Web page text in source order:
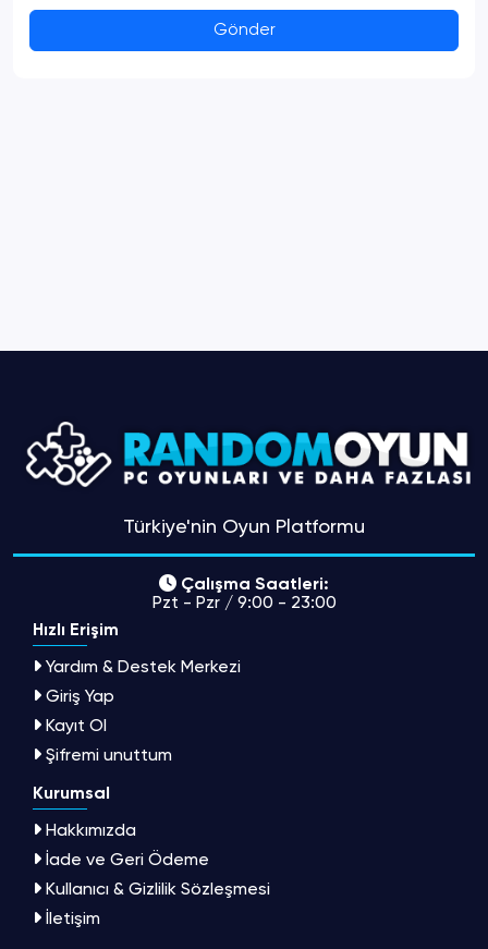
Gönder
Türkiye'nin Oyun Platformu
Çalışma Saatleri:
Pzt - Pzr / 9:00 - 23:00
Hızlı Erişim
Yardım & Destek Merkezi
Giriş Yap
Kayıt Ol
Şifremi unuttum
Kurumsal
Hakkımızda
İade ve Geri Ödeme
Kullanıcı & Gizlilik Sözleşmesi
İletişim